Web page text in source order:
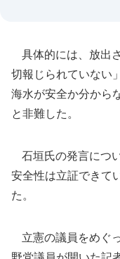
具体的には、放出
切報じられていない
海水が安全か分から
と非難した。
石垣氏の発言につ
安全性は立証できて
た。
立憲の議員をめぐ